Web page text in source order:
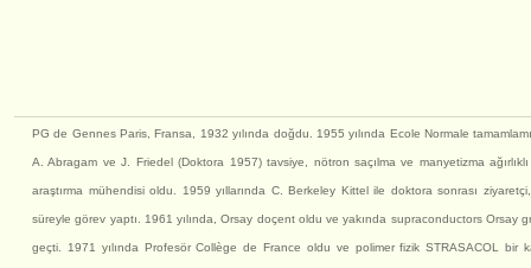
PG de Gennes Paris, Fransa, 1932 yılında doğdu. 1955 yılında Ecole Normale
A. Abragam ve J. Friedel (Doktora 1957) tavsiye, nötron saçılma ve manyetizma
araştırma mühendisi oldu. 1959 yıllarında C. Berkeley Kittel ile doktora sonrası
süreyle görev yaptı. 1961 yılında, Orsay doçent oldu ve yakında supraconductors Orsay
geçti. 1971 yılında Profesör Collège de France oldu ve polimer fizik STRASACOL bir